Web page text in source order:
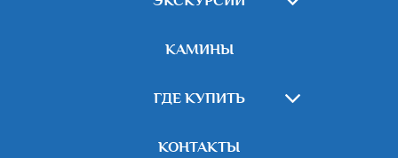
КАМИНЫ
ГДЕ КУПИТЬ
КОНТАКТЫ